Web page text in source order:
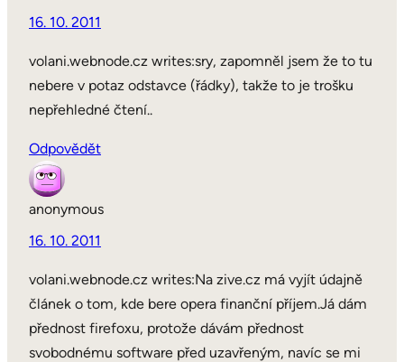
16. 10. 2011
volani.webnode.cz writes:sry, zapomněl jsem že to tu
nebere v potaz odstavce (řádky), takže to je trošku
nepřehledné čtení..
Odpovědět
anonymous
16. 10. 2011
volani.webnode.cz writes:Na zive.cz má vyjít údajně
článek o tom, kde bere opera finanční příjem.Já dám
přednost firefoxu, protože dávám přednost
svobodnému software před uzavřeným, navíc se mi